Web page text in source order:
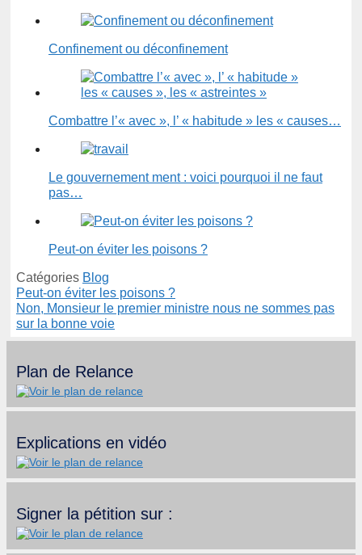
Confinement ou déconfinement
Combattre l’« avec », l’ « habitude » les « causes…
Le gouvernement ment : voici pourquoi il ne faut
pas…
Peut-on éviter les poisons ?
Catégories Blog
Peut-on éviter les poisons ?
Non, Monsieur le premier ministre nous ne sommes pas
sur la bonne voie
Plan de Relance
Explications en vidéo
Signer la pétition sur :